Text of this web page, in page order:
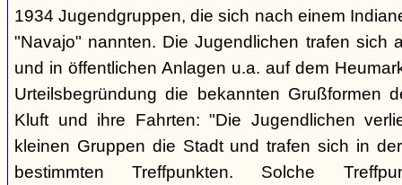
1934 Jugendgruppen, die sich nach einem
"Navajo" nannten. Die Jugendlichen trafen sich
und in öffentlichen Anlagen u.a. auf dem
Urteilsbegründung die bekannten Grußformen
Kluft und ihre Fahrten: "Die Jugendlichen
kleinen Gruppen die Stadt und trafen sich in
bestimmten Treffpunkten. Solche